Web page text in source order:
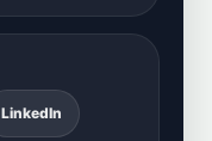
LinkedIn